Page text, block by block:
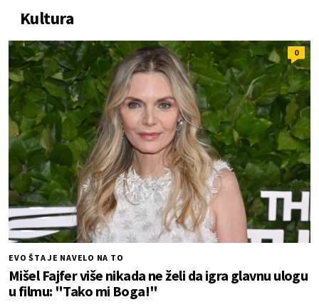
Kultura
0
EVO ŠTA JE NAVELO NA TO
Mišel Fajfer više nikada ne želi da igra glavnu ulogu
u filmu: "Tako mi Boga!"